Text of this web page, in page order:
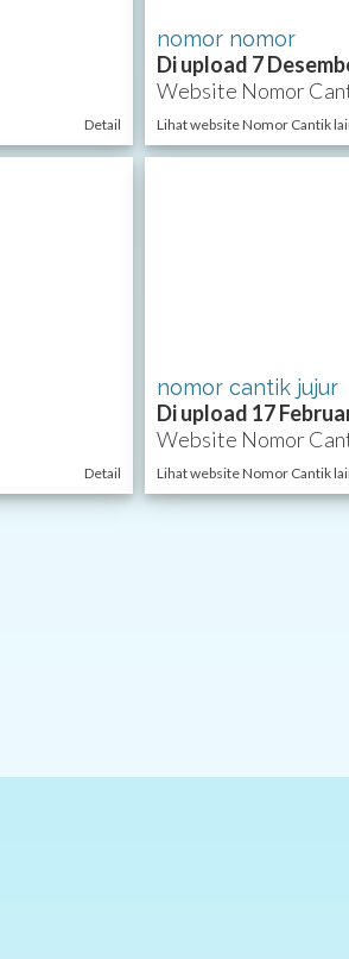
Detail
nomor nomor
Di upload 7
Website Nomor
Lihat website Nomor Cantik
Detail
nomor cantik jujur
Di upload 17
Website Nomor
Lihat website Nomor Cantik